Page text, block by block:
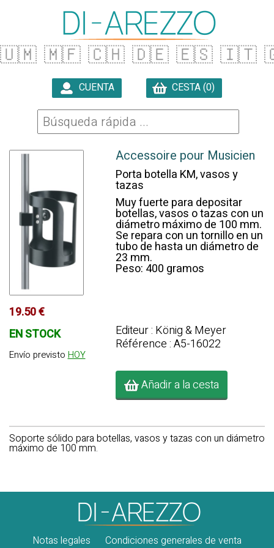
🇺🇲 🇲🇫 🇨🇭 🇩🇪 🇪🇸 🇮🇹
CUENTA CESTA (0)
19.50 €
EN STOCK
Envío previsto HOY
Accessoire pour Musicien
Porta botella KM, vasos y
tazas
Muy fuerte para depositar
botellas, vasos o tazas con un
diámetro máximo de 100 mm.
Se repara con un tornillo en un
tubo de hasta un diámetro de
23 mm.
Peso: 400 gramos
Editeur : König & Meyer
Référence : A5-16022
Añadir a la cesta
Soporte sólido para botellas, vasos y tazas con un diámetro
máximo de 100 mm.
Notas legales Condiciones generales de venta